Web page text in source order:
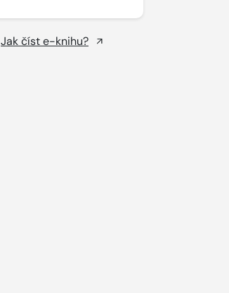
Jak číst e-knihu?